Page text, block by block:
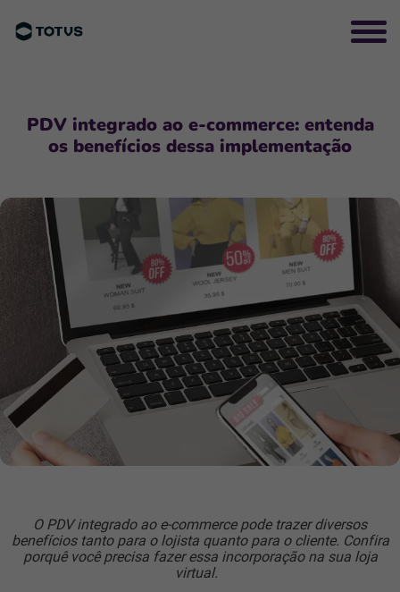
PDV integrado ao e-commerce: entenda
os benefícios dessa implementação
O PDV integrado ao e-commerce pode trazer diversos
benefícios tanto para o lojista quanto para o cliente. Confira
porquê você precisa fazer essa incorporação na sua loja
virtual.